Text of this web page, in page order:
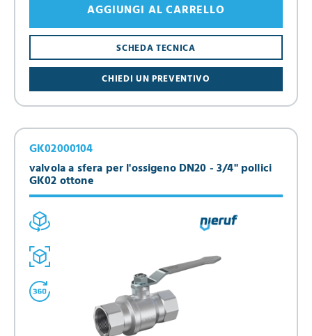
CHIEDI UN PREVENTIVO
SCHEDA TECNICA
AGGIUNGI AL CARRELLO
valvola a sfera per l'ossigeno DN20 - 3/4" pollici
GK02 ottone
GK02000104